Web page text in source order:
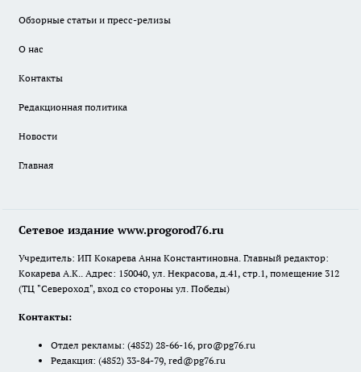
Обзорные статьи и пресс-релизы
О нас
Контакты
Редакционная политика
Новости
Главная
Сетевое издание www.progorod76.ru
Учредитель: ИП Кокарева Анна Константиновна. Главный редактор:
Кокарева А.К.. Адрес: 150040, ул. Некрасова, д.41, стр.1, помещение 312
(ТЦ "Североход", вход со стороны ул. Победы)
Контакты:
Отдел рекламы: (4852) 28-66-16, pro@pg76.ru
Редакция: (4852) 33-84-79, red@pg76.ru